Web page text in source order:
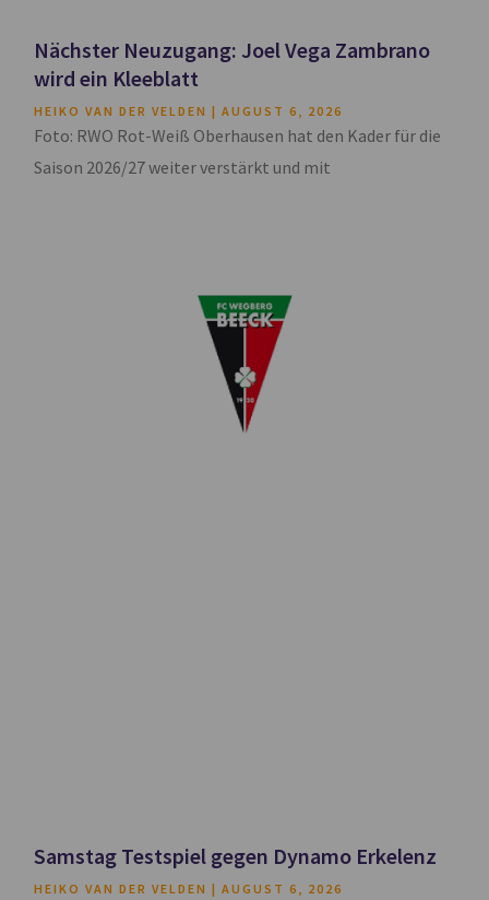
Nächster Neuzugang: Joel Vega Zambrano
wird ein Kleeblatt
HEIKO VAN DER VELDEN AUGUST 6, 2026
Foto: RWO Rot-Weiß Oberhausen hat den Kader für die
Saison 2026/27 weiter verstärkt und mit
Samstag Testspiel gegen Dynamo Erkelenz
HEIKO VAN DER VELDEN AUGUST 6, 2026